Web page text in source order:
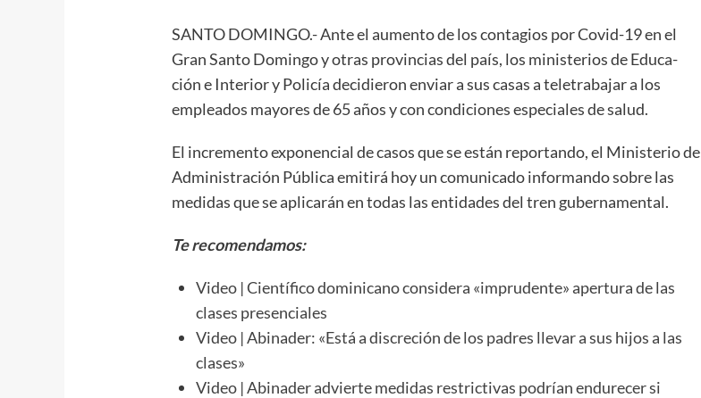
SANTO DOMINGO.- Ante el aumento de los contagios por Covid-19 en el
Gran Santo Domingo y otras provincias del país, los ministerios de Educa­
ción e Interior y Policía de­cidieron enviar a sus casas a teletrabajar a los
emplea­dos mayores de 65 años y con condiciones especiales de salud.
El incremento exponen­cial de casos que se están reportando, el Ministerio de
Administración Públi­ca emitirá hoy un comuni­cado informando sobre las
medidas que se aplicarán en todas las entidades del tren gubernamental.
Te recomendamos:
Video | Científico dominicano considera «imprudente» apertura de las
clases presenciales
Video | Abinader: «Está a discreción de los padres llevar a sus hijos a las
clases»
Video | Abinader advierte medidas restrictivas podrían endurecer si